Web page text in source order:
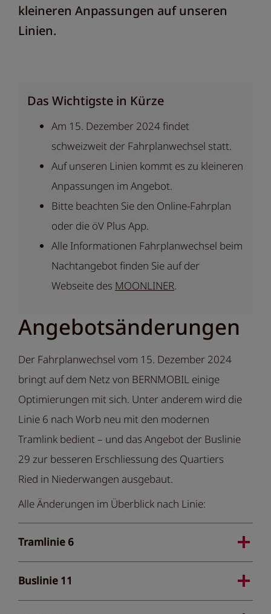
kleineren Anpassungen auf unseren
Linien.
Angebotsänderungen
Der Fahrplanwechsel vom 15. Dezember 2024
bringt auf dem Netz von BERNMOBIL einige
Optimierungen mit sich. Unter anderem wird die
Linie 6 nach Worb neu mit den modernen
Tramlink bedient – und das Angebot der Buslinie
29 zur besseren Erschliessung des Quartiers
Ried in Niederwangen ausgebaut.
Das Wichtigste in Kürze
Am 15. Dezember 2024 findet
schweizweit der Fahrplanwechsel statt.
Auf unseren Linien kommt es zu kleineren
Anpassungen im Angebot.
Bitte beachten Sie den Online-Fahrplan
oder die öV Plus App.
Alle Informationen Fahrplanwechsel beim
Nachtangebot finden Sie auf der
Webseite des MOONLINER.
Alle Änderungen im Überblick nach Linie:
Tramlinie 6
Buslinie 11